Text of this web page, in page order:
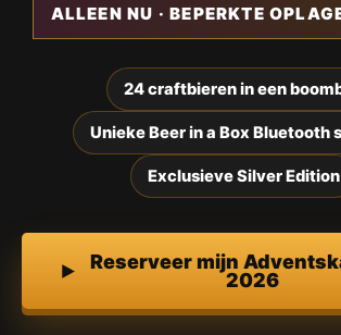
ALLEEN NU · BEPERKTE
24 craftbieren in een
Unieke Beer in a Box Bluetooth
Exclusieve Silver Edition
Reserveer mijn
2026